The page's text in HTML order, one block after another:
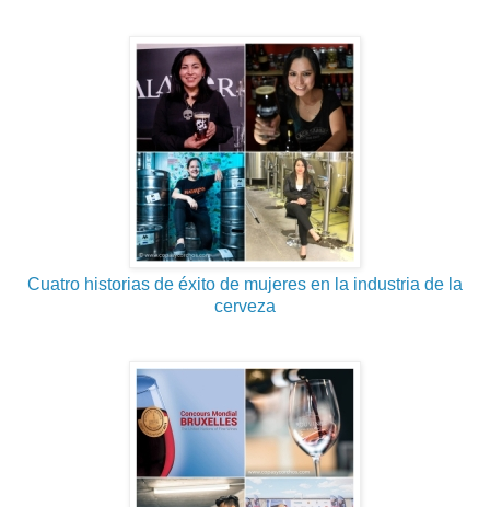
Cuatro historias de éxito de mujeres en la industria de la
cerveza